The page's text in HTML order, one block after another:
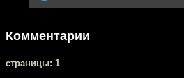
Комментарии
cтраницы: 1